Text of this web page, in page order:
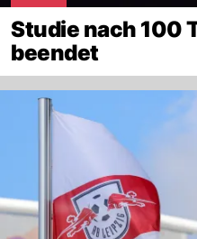
Studie nach 100
beendet